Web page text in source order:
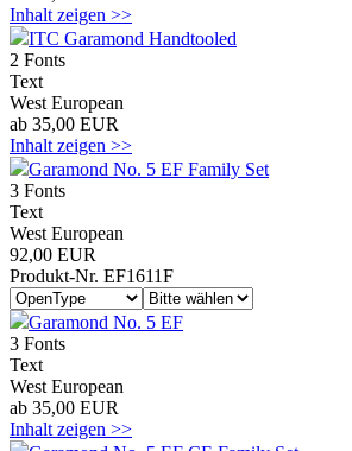
Inhalt zeigen >>
ITC Garamond Handtooled
2 Fonts
Text
West European
ab 35,00 EUR
Inhalt zeigen >>
Garamond No. 5 EF Family Set
3 Fonts
Text
West European
92,00 EUR
Produkt-Nr. EF1611F
Garamond No. 5 EF
3 Fonts
Text
West European
ab 35,00 EUR
Inhalt zeigen >>